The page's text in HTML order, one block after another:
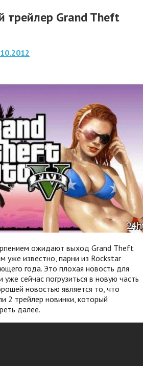
трейлер Grand Theft
ожидают выход Grand Theft
уже известно, парни из Rockstar
года. Это плохая новость для
уже сейчас погрузиться в новую часть
новостью является то, что
2 трейлер новинки, который
далее.